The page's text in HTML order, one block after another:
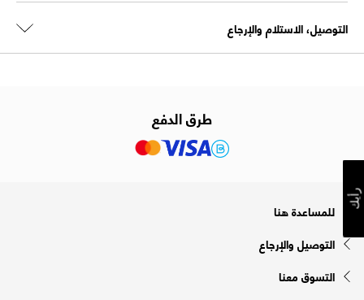
التوصيل، الاستلام والإرجاع
طرق الدفع
للمساعدة هنا
التوصيل والإرجاع
التسوق معنا
رأيك